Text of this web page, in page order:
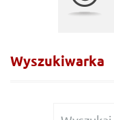
Wyszukiwarka